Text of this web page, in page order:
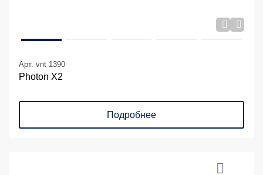
Арт. vnt 1390
Photon X2
Подробнее